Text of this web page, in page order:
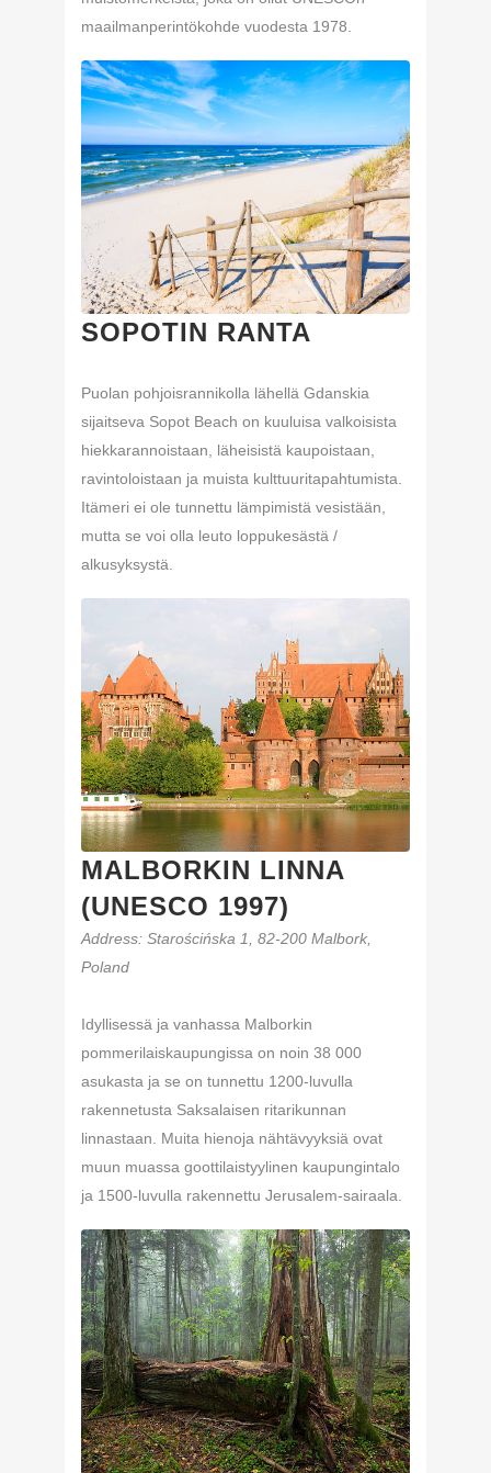
maailmanperintökohde vuodesta 1978.
SOPOTIN RANTA
Puolan pohjoisrannikolla lähellä Gdanskia
sijaitseva Sopot Beach on kuuluisa valkoisista
hiekkarannoistaan, läheisistä kaupoistaan,
ravintoloistaan ja muista kulttuuritapahtumista.
Itämeri ei ole tunnettu lämpimistä vesistään,
mutta se voi olla leuto loppukesästä /
alkusyksystä.
MALBORKIN LINNA
(UNESCO 1997)
Address: Starościńska 1, 82-200 Malbork,
Poland
Idyllisessä ja vanhassa Malborkin
pommerilaiskaupungissa on noin 38 000
asukasta ja se on tunnettu 1200-luvulla
rakennetusta Saksalaisen ritarikunnan
linnastaan. Muita hienoja nähtävyyksiä ovat
muun muassa goottilaistyylinen kaupungintalo
ja 1500-luvulla rakennettu Jerusalem-sairaala.